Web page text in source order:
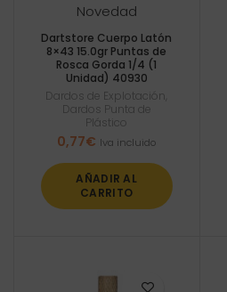
Novedad
Dartstore Cuerpo Latón
8×43 15.0gr Puntas de
Rosca Gorda 1/4 (1
Unidad) 40930
Dardos de Explotación
Dardos Punta de
Plástico
0,77€ Iva incluido
AÑADIR AL
CARRITO